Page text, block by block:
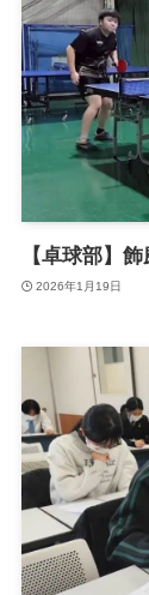
【卓球部】
2026年1月19日